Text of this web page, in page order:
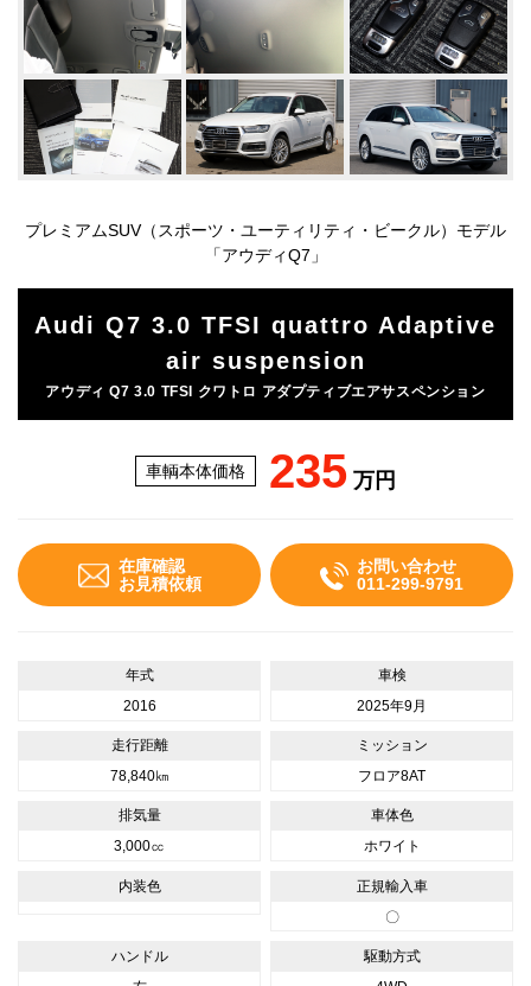
プレミアムSUV（スポーツ・ユーティリティ・ビークル）モデル
「アウディQ7」
Audi Q7 3.0 TFSI quattro Adaptive
air suspension
アウディ Q7 3.0 TFSI クワトロ アダプティブエアサスペンション
車輌本体価格 235 万円
在庫確認
お見積依頼
お問い合わせ
011-299-9791
年式
2016
車検
2025年9月
走行距離
78,840㎞
ミッション
フロア8AT
排気量
3,000㏄
車体色
ホワイト
内装色
正規輸入車
〇
ハンドル
駆動方式